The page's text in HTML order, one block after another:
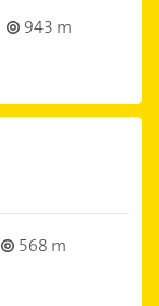
943 m
568 m